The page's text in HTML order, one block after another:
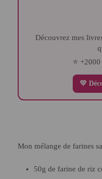
Découvrez mes livres pour vous accompagner au
⭐
💛
Mon mélange de farines
50g de farine de riz